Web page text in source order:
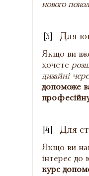
нового
Якщо ви
хочете
дизайні
допоможе
Для
[3]
Якщо ви
інтерес до
курс
Для
[4]